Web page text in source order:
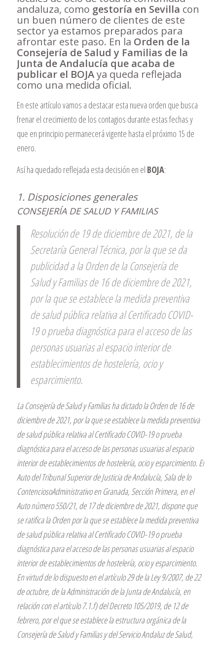
andaluza, como gestoría en Sevilla con
un buen número de clientes de este
sector ya estamos preparados para
afrontar este paso. En la Orden de la
Consejería de Salud y Familias de la
Junta de Andalucía que acaba de
publicar el BOJAya queda reflejada
como una medida oficial.
En este artículo vamos a destacar esta nueva orden que busca
frenar el crecimiento de los contagios durante estas fechas y
que en principio permanecerá vigente hasta el próximo 15 de
enero.
Así ha quedado reflejada esta decisión en el BOJA:
1. Disposiciones generales
CONSEJERÍA DE SALUD Y FAMILIAS
Resolución de 19 de diciembre de 2021, de la
Secretaría General Técnica, por la que se da
publicidad a la Orden de la Consejería de
Salud y Familias de 16 de diciembre de 2021,
por la que se establece la medida preventiva
de salud pública relativa al Certificado COVID-
19 o prueba diagnóstica para el acceso de las
personas usuarias al espacio interior de
establecimientos de hostelería, ocio y
esparcimiento.
La Consejería de Salud y Familias ha dictado la Orden de 16 de
diciembre de 2021, por la que se establece la medida preventiva
de salud pública relativa al Certificado COVID-19 o prueba
diagnóstica para el acceso de las personas usuarias al espacio
interior de establecimientos de hostelería, ocio y esparcimiento. El
Auto del Tribunal Superior de Justicia de Andalucía, Sala de lo
ContenciosoAdministrativo en Granada, Sección Primera, en el
Auto número 550/21, de 17 de diciembre de 2021, dispone que
se ratifica la Orden por la que se establece la medida preventiva
de salud pública relativa al Certificado COVID-19 o prueba
diagnóstica para el acceso de las personas usuarias al espacio
interior de establecimientos de hostelería, ocio y esparcimiento.
En virtud de lo dispuesto en el artículo 29 de la Ley 9/2007, de 22
de octubre, de la Administración de la Junta de Andalucía, en
relación con el artículo 7.1.f) del Decreto 105/2019, de 12 de
febrero, por el que se establece la estructura orgánica de la
Consejería de Salud y Familias y del Servicio Andaluz de Salud,